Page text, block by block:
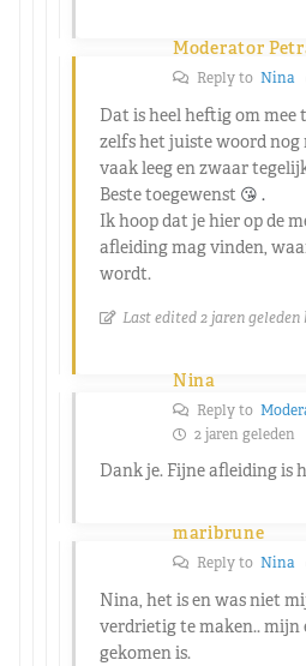
Moderator
Reply to Nina
Dat is heel heftig om mee
zelfs het juiste woord nog
vaak leeg en zwaar
Beste toegewenst 😘 .
Ik hoop dat je hier op de
afleiding mag vinden,
wordt.
Last edited 2 jaren
Nina
Reply to
2 jaren geleden
Dank je. Fijne afleiding is
maribrune
Reply to Nina
Nina, het is en was niet
verdrietig te maken.. mijn
gekomen is.